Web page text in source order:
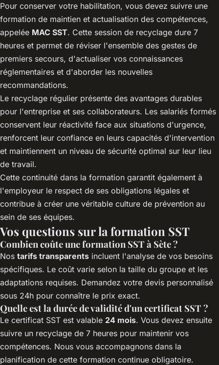
Pour conserver votre habilitation, vous devez suivre une
formation de maintien et actualisation des compétences,
appelée MAC SST. Cette session de recyclage dure 7
heures et permet de réviser l'ensemble des gestes de
premiers secours, d'actualiser vos connaissances
réglementaires et d'aborder les nouvelles
recommandations.
Le recyclage régulier présente des avantages durables
pour l'entreprise et ses collaborateurs. Les salariés formés
conservent leur réactivité face aux situations d'urgence,
renforcent leur confiance en leurs capacités d'intervention
et maintiennent un niveau de sécurité optimal sur leur lieu
de travail.
Cette continuité dans la formation garantit également à
l'employeur le respect de ses obligations légales et
contribue à créer une véritable culture de prévention au
sein de ses équipes.
Vos questions sur la formation SST
Combien coûte une formation SST à Sète ?
Nos tarifs transparents incluent l'analyse de vos besoins
spécifiques. Le coût varie selon la taille du groupe et les
adaptations requises. Demandez votre devis personnalisé
sous 24h pour connaître le prix exact.
Quelle est la durée de validité d'un certificat SST ?
Le certificat SST est valable 24 mois. Vous devez ensuite
suivre un recyclage de 7 heures pour maintenir vos
compétences. Nous vous accompagnons dans la
planification de cette formation continue obligatoire.